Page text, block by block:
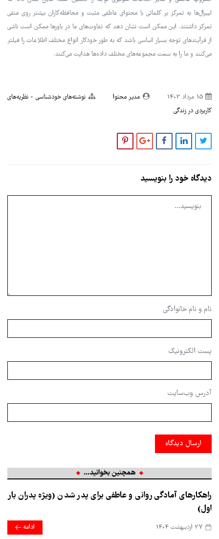
لیبرال‌ها به تمرکز بر کلماتی با محتوای عاطفی مثبت و محافظه‌کاران بیشتر روی منفی
تمرکز داشتند. این ممکن است نشان دهد که تفاوت‌های ما در باورها ممکن است ناشی
از فرآیندهای توجه بسیار اساسی باشد که به طور خودکار انواع مختلف اطلاعات را فیلتر
می‌کنند و ما را به سمت مجموعه‌های مختلف داده‌ها هدایت می‌کنند.
15 مرداد 1403 مدیر محتوا نوشته‌های خودشناسی
نظریه‌های
کاربردی در زندگی
دیدگاه خود را بنویسید
نام و نام خانوادگی
پست الکترونیک
آدرس وب‌سایت
ارسال دیدگاه
همچنین بخوانید...
راهکارهای آمادگی روانی و عاطفی برای پدر شدن (ویژه پدران بار
اول)
ادامه